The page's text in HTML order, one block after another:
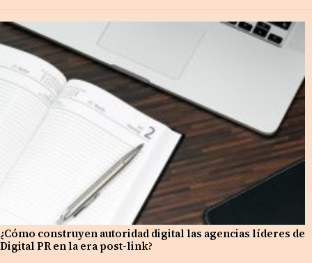
¿Cómo construyen autoridad digital las agencias líderes de
Digital PR en la era post-link?